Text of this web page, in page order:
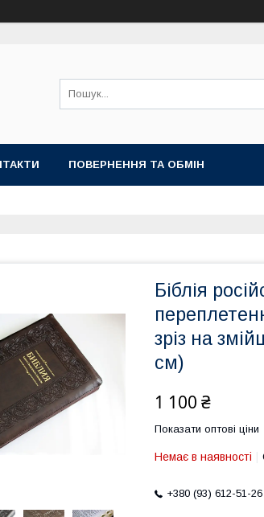
ПОВЕРНЕННЯ ТА ОБМІН
Біблія
зріз на
см)
1 100 ₴
Показати оптові ціни
Немає в наявності
+380 (93) 612-51-26